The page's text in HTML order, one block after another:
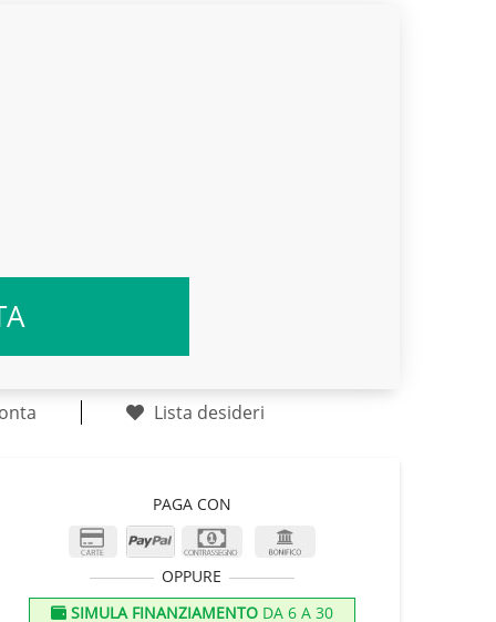
Lista desideri
PAGA CON
OPPURE
SIMULA FINANZIAMENTODA 6 A 30